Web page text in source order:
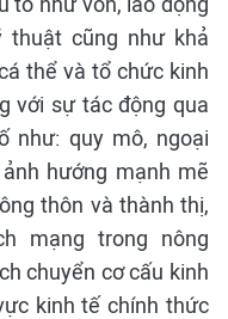
thuật cũng như khả
thể và tổ chức kinh
với sự tác động qua
như: quy mô, ngoại
hướng mạnh mẽ
thôn và thành thị,
mạng trong nông
chuyển cơ cấu kinh
kinh tế chính thức